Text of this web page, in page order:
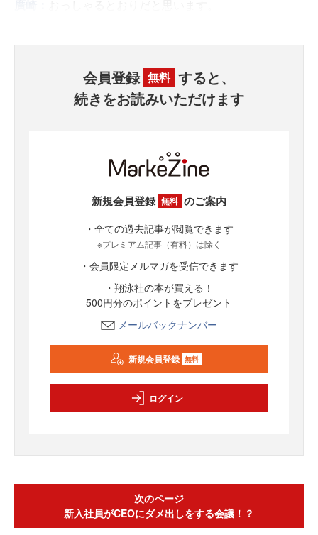
会員登録 無料 すると、
続きをお読みいただけます
新規会員登録 無料 のご案内
・全ての過去記事が閲覧できます
※プレミアム記事（有料）は除く
・会員限定メルマガを受信できます
・翔泳社の本が買える！
500円分のポイントをプレゼント
メールバックナンバー
新規会員登録 無料
ログイン
次のページ
新入社員がCEOにダメ出しをする会議！？